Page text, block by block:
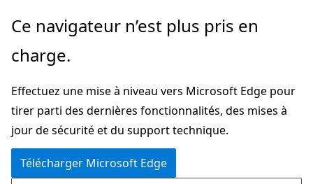
Passer
directement
au
principal
Ce navigateur n’est plus pris en
charge.
Effectuez une mise à niveau vers Microsoft Edge pour
tirer parti des dernières fonctionnalités, des mises à
jour de sécurité et du support technique.
Télécharger Microsoft Edge